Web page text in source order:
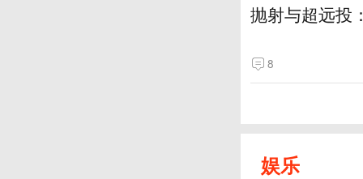
抛射与超远投
8
娱乐